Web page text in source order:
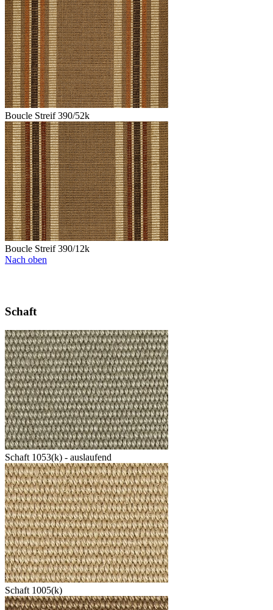
Boucle Streif 390/52k
Boucle Streif 390/12k
Nach oben
Schaft
Schaft 1053(k) - auslaufend
Schaft 1005(k)